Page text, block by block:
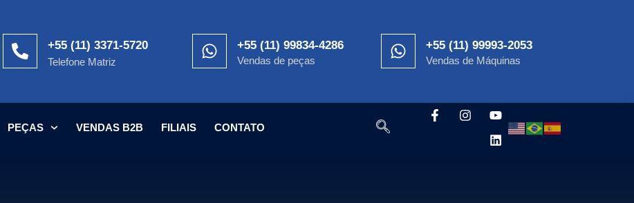
+55 (11) 3371-5720
Telefone Matriz
+55 (11) 99834-4286
Vendas de peças
+55 (11) 99993-2053
Vendas de Máquinas
PEÇAS VENDAS B2B FILIAIS CONTATO